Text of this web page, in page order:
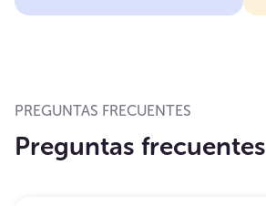
PREGUNTAS FRECUENTES
Preguntas frecuentes